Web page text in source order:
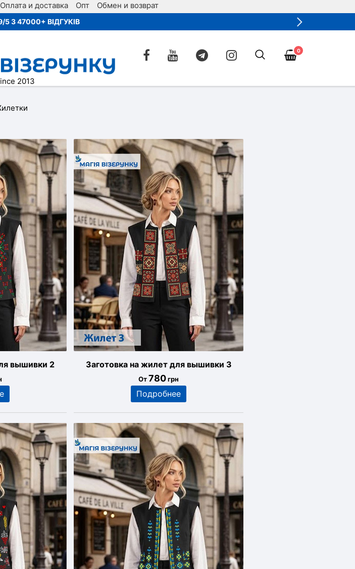
Оплата и доставка Опт Обмен и возврат
47000+ ВІДГУКІВ
БІЛЬШЕ ПЛАТИ МЕНШЕ
0
2013
вышивки 2 Заготовка на жилет для вышивки 3
От780грн
Подробнее